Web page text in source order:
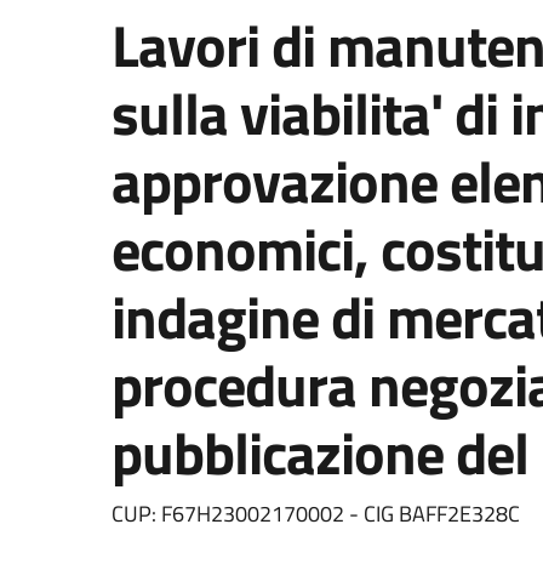
Lavori di
sulla viabilita' di
approvazione
economici,
indagine di
procedura
pubblicazione
Dettagli della notizia
CUP: F67H23002170002 - CIG BAFF2E328C